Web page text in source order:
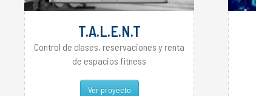
T.A.L.E.N.T
Control de clases, reservaciones y renta
de espacios fitness
Ver proyecto